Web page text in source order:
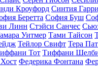
Кроуфорд Синтия
Беретта София Буш
Линн Стэйси Санчес
Уитмер Тами Тайсон
Тейлор Свифт Тера
Тот Тиффани
Федерика Фонтана